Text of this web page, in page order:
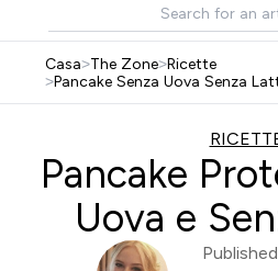
Casa>The Zone>Ricette
>Pancake Senza Uova Senza
Pancake
Uova e